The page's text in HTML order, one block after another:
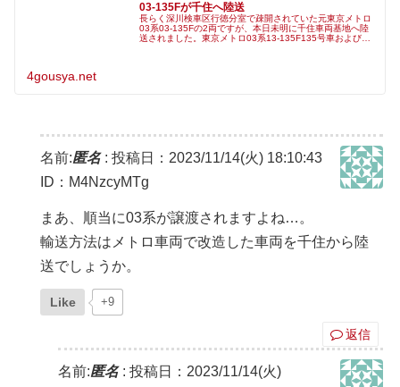
03-135Fが千住へ陸送
長らく深川検車区行徳分室で疎開されていた元東京メトロ
03系03-135Fの2両ですが、本日未明に千住車両基地へ陸
送されました。東京メトロ03系13-135F135号車および
4gousya.net
名前:匿名: 投稿日：2023/11/14(火) 18:10:43
ID：M4NzcyMTg
まあ、順当に03系が譲渡されますよね…。
輸送方法はメトロ車両で改造した車両を千住から陸
送でしょうか。
Like +9
返信
名前:匿名: 投稿日：2023/11/14(火)